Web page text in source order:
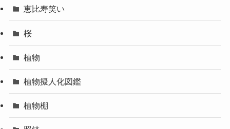
恵比寿笑い
桜
植物
植物擬人化図鑑
植物棚